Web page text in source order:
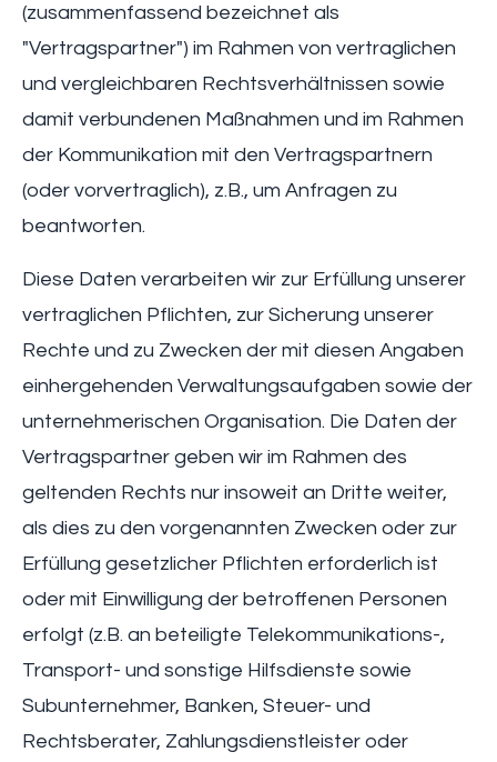
(zusammenfassend bezeichnet als
"Vertragspartner") im Rahmen von vertraglichen
und vergleichbaren Rechtsverhältnissen sowie
damit verbundenen Maßnahmen und im Rahmen
der Kommunikation mit den Vertragspartnern
(oder vorvertraglich), z.B., um Anfragen zu
beantworten.
Diese Daten verarbeiten wir zur Erfüllung unserer
vertraglichen Pflichten, zur Sicherung unserer
Rechte und zu Zwecken der mit diesen Angaben
einhergehenden Verwaltungsaufgaben sowie der
unternehmerischen Organisation. Die Daten der
Vertragspartner geben wir im Rahmen des
geltenden Rechts nur insoweit an Dritte weiter,
als dies zu den vorgenannten Zwecken oder zur
Erfüllung gesetzlicher Pflichten erforderlich ist
oder mit Einwilligung der betroffenen Personen
erfolgt (z.B. an beteiligte Telekommunikations-,
Transport- und sonstige Hilfsdienste sowie
Subunternehmer, Banken, Steuer- und
Rechtsberater, Zahlungsdienstleister oder